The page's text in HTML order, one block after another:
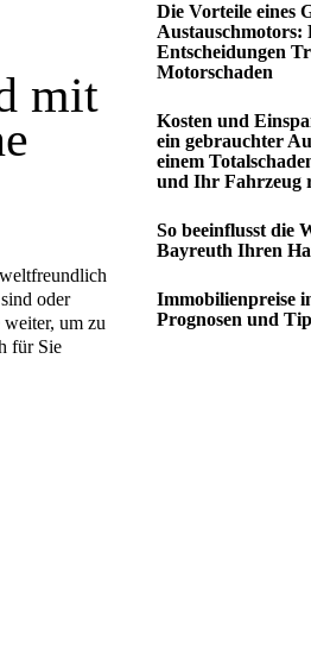
mit
oder
um zu
für Sie
Die Vorteile eines
Entscheidungen
Motorschaden
Kosten und
ein gebrauchter
einem
und Ihr Fahrzeug
So beeinflusst die
Bayreuth Ihren
Immobilienpreise
Prognosen und